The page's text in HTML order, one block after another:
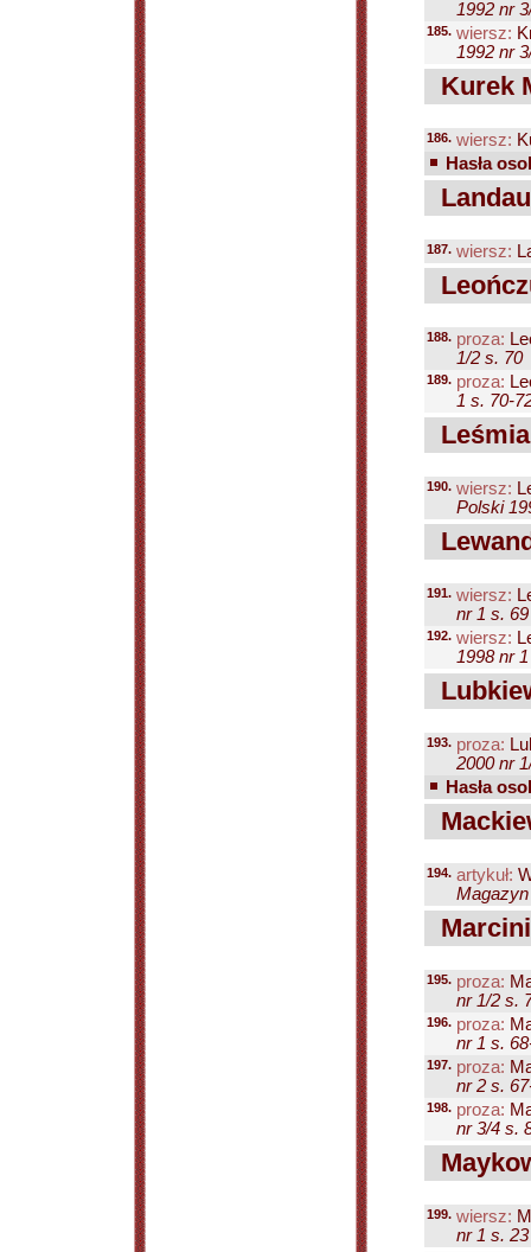
1992 nr
185. wiersz:
1992 nr
Kurek
186. wiersz:
Hasła
187. wiersz:
188. proza:
1/2 s. 70
189. proza:
1 s. 70-
190. wiersz:
Polski
191. wiersz:
nr 1 s. 69
192. wiersz:
1998 nr
193. proza:
2000 nr
Hasła
194. artykuł:
195. proza:
nr 1/2 s.
196. proza:
nr 1 s.
197. proza:
nr 2 s.
198. proza:
nr 3/4 s.
199. wiersz:
nr 1 s. 23